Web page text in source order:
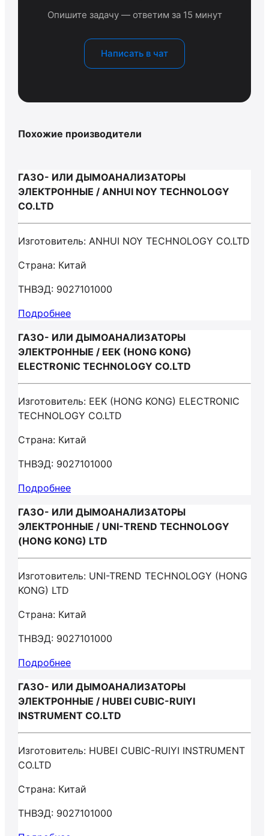
Опишите задачу — ответим за 15 минут
Написать в чат
Похожие производители
ГАЗО- ИЛИ ДЫМОАНАЛИЗАТОРЫ
ЭЛЕКТРОННЫЕ / ANHUI NOY TECHNOLOGY
CO.LTD
Изготовитель: ANHUI NOY TECHNOLOGY CO.LTD
Страна: Китай
ТНВЭД: 9027101000
Подробнее
ГАЗО- ИЛИ ДЫМОАНАЛИЗАТОРЫ
ЭЛЕКТРОННЫЕ / EEK (HONG KONG)
ELECTRONIC TECHNOLOGY CO.LTD
Изготовитель: EEK (HONG KONG) ELECTRONIC
TECHNOLOGY CO.LTD
Страна: Китай
ТНВЭД: 9027101000
Подробнее
ГАЗО- ИЛИ ДЫМОАНАЛИЗАТОРЫ
ЭЛЕКТРОННЫЕ / UNI-TREND TECHNOLOGY
(HONG KONG) LTD
Изготовитель: UNI-TREND TECHNOLOGY (HONG
KONG) LTD
Страна: Китай
ТНВЭД: 9027101000
Подробнее
ГАЗО- ИЛИ ДЫМОАНАЛИЗАТОРЫ
ЭЛЕКТРОННЫЕ / HUBEI CUBIC-RUIYI
INSTRUMENT CO.LTD
Изготовитель: HUBEI CUBIC-RUIYI INSTRUMENT
CO.LTD
Страна: Китай
ТНВЭД: 9027101000